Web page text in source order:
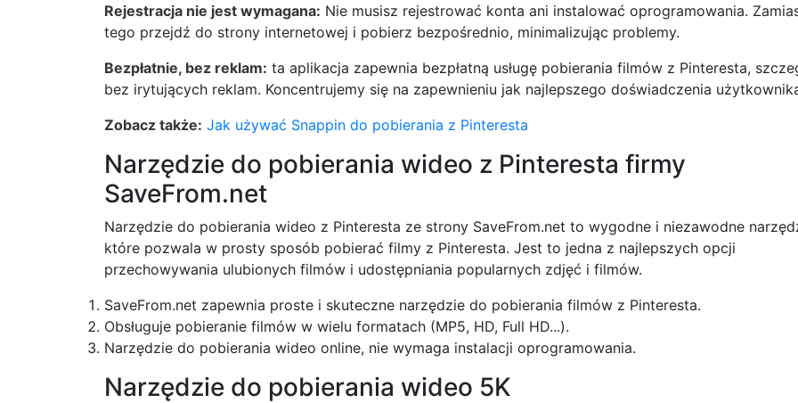
Rejestracja nie jest wymagana: Nie musisz rejestrować konta ani instalować oprogramowania.
tego przejdź do strony internetowej i pobierz bezpośrednio, minimalizując problemy.
Bezpłatnie, bez reklam: ta aplikacja zapewnia bezpłatną usługę pobierania filmów z Pinteresta,
bez irytujących reklam. Koncentrujemy się na zapewnieniu jak najlepszego doświadczenia
Zobacz także: Jak używać Snappin do pobierania z Pinteresta
Narzędzie do pobierania wideo z Pinteresta firmy
SaveFrom.net
Narzędzie do pobierania wideo z Pinteresta ze strony SaveFrom.net to wygodne i niezawodne
które pozwala w prosty sposób pobierać filmy z Pinteresta. Jest to jedna z najlepszych opcji
przechowywania ulubionych filmów i udostępniania popularnych zdjęć i filmów.
SaveFrom.net zapewnia proste i skuteczne narzędzie do pobierania filmów z Pinteresta.
Obsługuje pobieranie filmów w wielu formatach (MP5, HD, Full HD...).
Narzędzie do pobierania wideo online, nie wymaga instalacji oprogramowania.
Narzędzie do pobierania wideo 5K